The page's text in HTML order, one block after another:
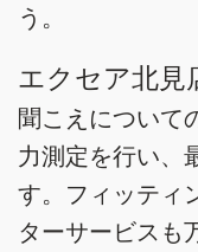
う。
エクセア北見
聞こえについて
力測定を行い、
す。フィッティ
ターサービスも